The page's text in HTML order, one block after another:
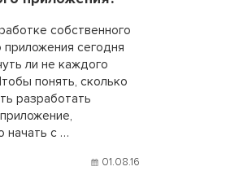
собственного
приложения сегодня
ли не каждого
понять, сколько
разработать
начать с …
01.08.16